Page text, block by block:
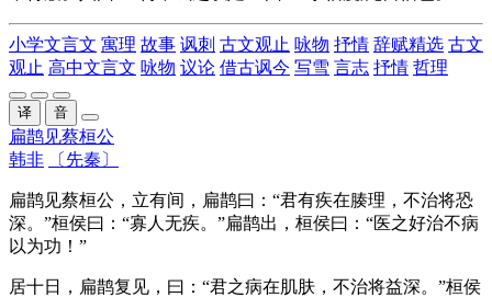
小学文言文 寓理 故事 讽刺 古文观止 咏物 抒情 辞赋精选 古文
观止 高中文言文 咏物 议论 借古讽今 写雪 言志 抒情 哲理
译 音
扁鹊见蔡桓公
韩非
〔先秦〕
扁鹊见蔡桓公，立有间，扁鹊曰：“君有疾在腠理，不治将恐
深。”桓侯曰：“寡人无疾。”扁鹊出，桓侯曰：“医之好治不病
以为功！”
居十日，扁鹊复见，曰：“君之病在肌肤，不治将益深。”桓侯